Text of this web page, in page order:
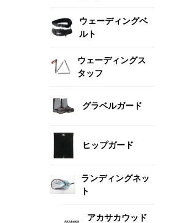
ウェーディングベ
ルト
ウェーディングス
タッフ
グラベルガード
ヒップガード
ランディングネッ
ト
アカサカウッド